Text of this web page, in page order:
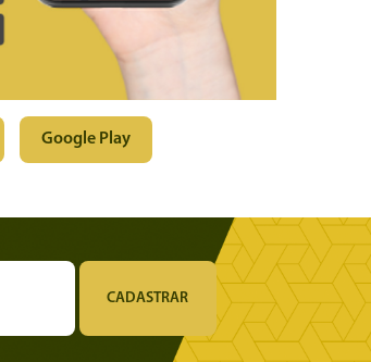
Google Play